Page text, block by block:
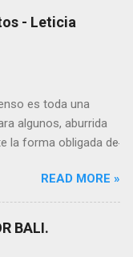
- Leticia
es toda una
algunos, aburrida
la forma obligada de
– Manaus, 3
unos 2.000 km,
la hamaca es a la
READ MORE »
BALI.